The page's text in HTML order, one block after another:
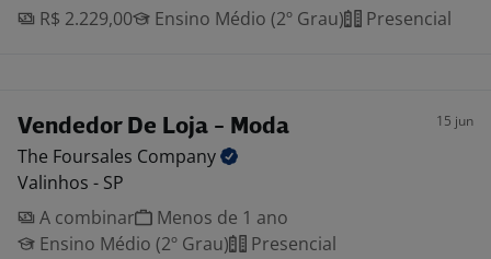
R$ 2.229,00
Ensino Médio (2º Grau) Presencial
Vendedor De Loja - Moda 15 jun
The Foursales Company
Valinhos - SP
A combinar
Menos de 1 ano
Ensino Médio (2º Grau)
Presencial